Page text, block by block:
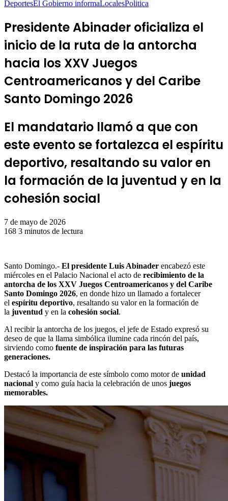
DeportesEl Gobierno informaLocalesPolitica
Presidente Abinader oficializa el
inicio de la ruta de la antorcha
hacia los XXV Juegos
Centroamericanos y del Caribe
Santo Domingo 2026
El mandatario llamó a que con
este evento se fortalezca el espíritu
deportivo, resaltando su valor en
la formación de la juventud y en la
cohesión social
7 de mayo de 2026
168 3 minutos de lectura
Santo Domingo.- El presidente Luis Abinader encabezó este
miércoles en el Palacio Nacional el acto de recibimiento de la
antorcha de los XXV Juegos Centroamericanos y del Caribe
Santo Domingo 2026, en donde hizo un llamado a fortalecer
el espíritu deportivo, resaltando su valor en la formación de
la juventud y en la cohesión social.
Al recibir la antorcha de los juegos, el jefe de Estado expresó su
deseo de que la llama simbólica ilumine cada rincón del país,
sirviendo como fuente de inspiración para las futuras
generaciones.
Destacó la importancia de este símbolo como motor de unidad
nacional y como guía hacia la celebración de unos juegos
memorables.